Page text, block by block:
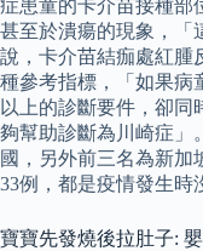
症患童的卡介苗接種部
甚至於潰瘍的現象，「
說，卡介苗結痂處紅腫
種參考指標，「如果病
以上的診斷要件，卻
夠幫助診斷為川崎症」
國，另外前三名為新加
33例，都是疫情發生時
寶寶先發燒後拉肚子: